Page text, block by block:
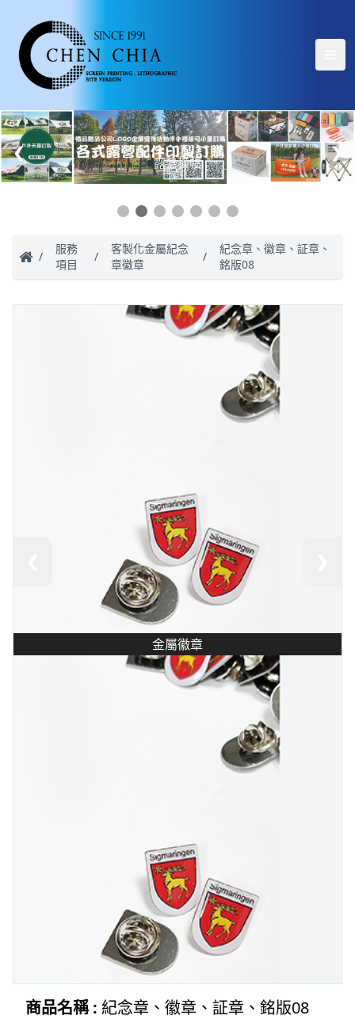
6 / 7
露營橫幅
❮ ❯
/
服務
項目
/
客製化金屬紀念
章徽章
/
紀念章、徽章、証章、
銘版08
金屬徽章
商品名稱 : 紀念章、徽章、証章、銘版08